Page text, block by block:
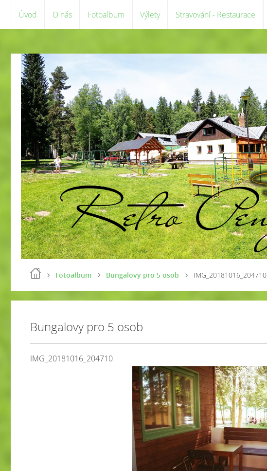
Úvod O nás Fotoalbum Výlety Stravování - Restaurace
Fotoalbum Bungalovy pro 5 osob IMG_20181016_204710
Bungalovy pro 5 osob
IMG_20181016_204710